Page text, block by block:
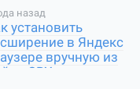
назад
установить
в Яндекс
вручную из
CRX или